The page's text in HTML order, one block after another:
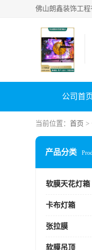
公司首
当前位置： 首页 >
产品分类
软膜天花灯箱
卡布灯箱
张拉膜
软膜吊顶